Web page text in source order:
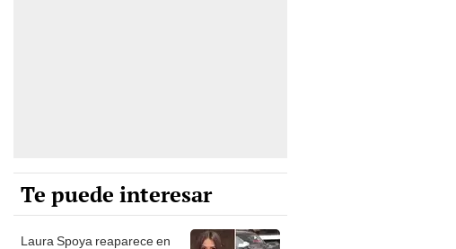
Te puede interesar
Laura Spoya reaparece en